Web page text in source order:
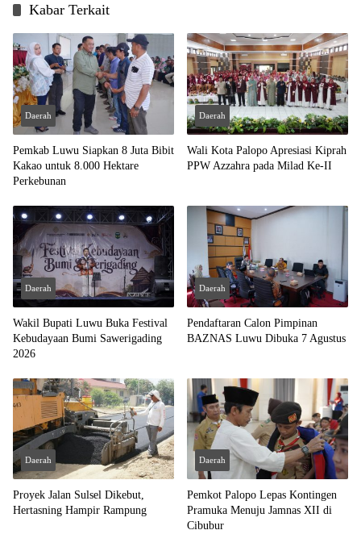
Kabar Terkait
Daerah
Pemkab Luwu Siapkan 8 Juta Bibit
Kakao untuk 8.000 Hektare
Perkebunan
Daerah
Wali Kota Palopo Apresiasi Kiprah
PPW Azzahra pada Milad Ke-II
Daerah
Wakil Bupati Luwu Buka Festival
Kebudayaan Bumi Sawerigading
2026
Daerah
Pendaftaran Calon Pimpinan
BAZNAS Luwu Dibuka 7 Agustus
Daerah
Proyek Jalan Sulsel Dikebut,
Hertasning Hampir Rampung
Daerah
Pemkot Palopo Lepas Kontingen
Pramuka Menuju Jamnas XII di
Cibubur